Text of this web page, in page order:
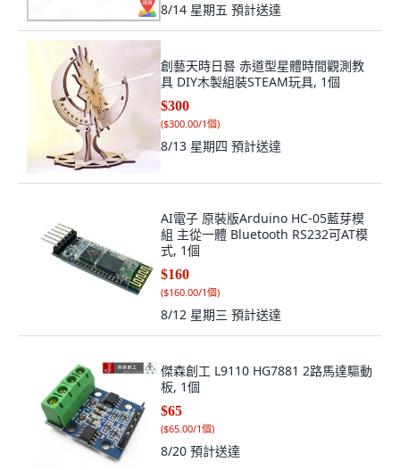
8/14 星期五 預計送達
創藝天時日晷 赤道型星體時間觀測教
具 DIY木製組裝STEAM玩具, 1個
$300
($300.00/1個)
8/13 星期四 預計送達
AI電子 原裝版Arduino HC-05藍芽模
組 主從一體 Bluetooth RS232可AT模
式, 1個
$160
($160.00/1個)
8/12 星期三 預計送達
傑森創工 L9110 HG7881 2路馬達驅動
板, 1個
$65
($65.00/1個)
8/20 預計送達